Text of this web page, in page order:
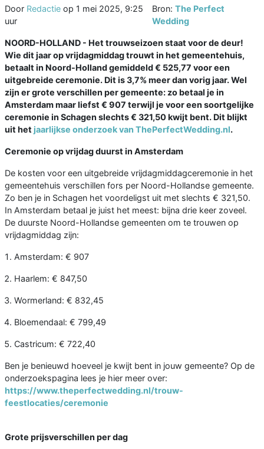
Door Redactie op 1 mei 2025, 9:25
uur
Bron:The Perfect
Wedding
NOORD-HOLLAND - Het trouwseizoen staat voor de deur!
Wie dit jaar op vrijdagmiddag trouwt in het gemeentehuis,
betaalt in Noord-Holland gemiddeld € 525,77 voor een
uitgebreide ceremonie. Dit is 3,7% meer dan vorig jaar. Wel
zijn er grote verschillen per gemeente: zo betaal je in
Amsterdam maar liefst € 907 terwijl je voor een soortgelijke
ceremonie in Schagen slechts € 321,50 kwijt bent. Dit blijkt
uit het jaarlijkse onderzoek van ThePerfectWedding.nl.
Ceremonie op vrijdag duurst in Amsterdam
De kosten voor een uitgebreide vrijdagmiddagceremonie in het
gemeentehuis verschillen fors per Noord-Hollandse gemeente.
Zo ben je in Schagen het voordeligst uit met slechts € 321,50.
In Amsterdam betaal je juist het meest: bijna drie keer zoveel.
De duurste Noord-Hollandse gemeenten om te trouwen op
vrijdagmiddag zijn:
Amsterdam: € 907
Haarlem: € 847,50
Wormerland: € 832,45
Bloemendaal: € 799,49
Castricum: € 722,40
Ben je benieuwd hoeveel je kwijt bent in jouw gemeente? Op de
onderzoekspagina lees je hier meer over:
https://www.theperfectwedding.nl/trouw-
feestlocaties/ceremonie
Grote prijsverschillen per dag